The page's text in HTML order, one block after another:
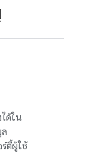
ด้ใน
ตี้ผู้ใช้